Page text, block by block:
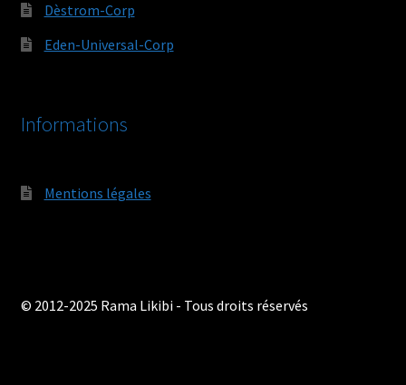
Dèstrom-Corp
Eden-Universal-Corp
Informations
Mentions légales
© 2012-2025 Rama Likibi - Tous droits réservés